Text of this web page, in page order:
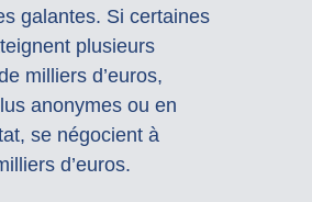
galantes. Si certaines
plusieurs
milliers d’euros,
anonymes ou en
se négocient à
d’euros.